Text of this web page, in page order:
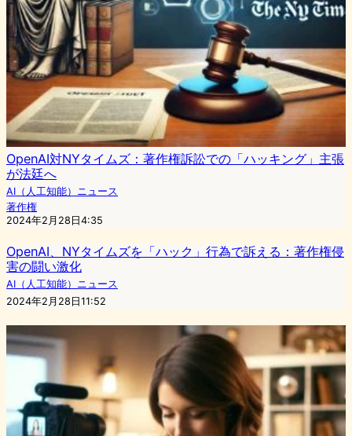
OpenAI対NYタイムズ：著作権訴訟での「ハッキング」主張
が法廷へ
AI（人工知能）ニュース
著作権
2024年2月28日4:35
OpenAI、NYタイムズを「ハック」行為で訴える：著作権侵
害の闘い激化
AI（人工知能）ニュース
2024年2月28日11:52